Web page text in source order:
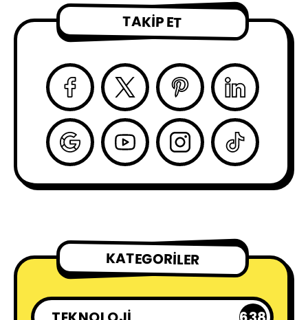
TAKIP ET
KATEGORILER